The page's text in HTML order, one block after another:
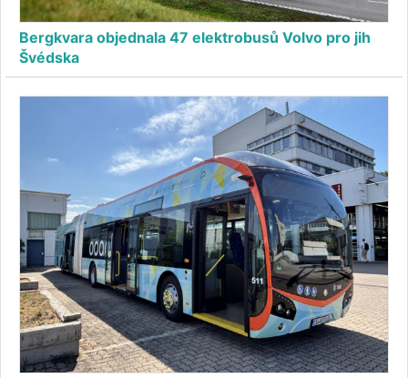
Bergkvara objednala 47 elektrobusů Volvo pro jih
Švédska